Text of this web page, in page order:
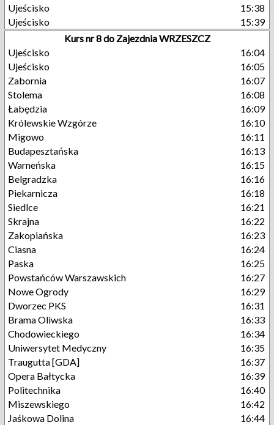
Ujeścisko
15:38
Ujeścisko
15:39
Kurs nr 8 do Zajezdnia WRZESZCZ
Ujeścisko
16:04
Ujeścisko
16:05
Zabornia
16:07
Stolema
16:08
Łabędzia
16:09
Królewskie Wzgórze
16:10
Migowo
16:11
Budapesztańska
16:13
Warneńska
16:15
Belgradzka
16:16
Piekarnicza
16:18
Siedlce
16:21
Skrajna
16:22
Zakopiańska
16:23
Ciasna
16:24
Paska
16:25
Powstańców Warszawskich
16:27
Nowe Ogrody
16:29
Dworzec PKS
16:31
Brama Oliwska
16:33
Chodowieckiego
16:34
Uniwersytet Medyczny
16:35
Traugutta [GDA]
16:37
Opera Bałtycka
16:39
Politechnika
16:40
Miszewskiego
16:42
Jaśkowa Dolina
16:44